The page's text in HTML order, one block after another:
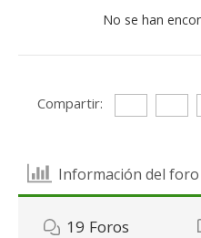
No se han
Compartir:
Información del foro
19 Foros